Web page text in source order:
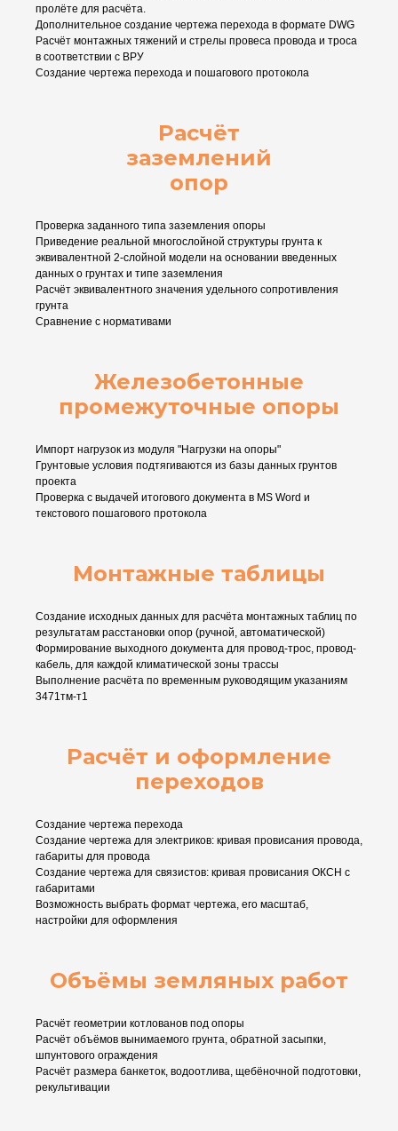
пролёте для расчёта.
Дополнительное создание чертежа перехода в формате DWG
Расчёт монтажных тяжений и стрелы провеса провода и троса
в соответствии с ВРУ
Создание чертежа перехода и пошагового протокола
Расчёт
заземлений
опор
Проверка заданного типа заземления опоры
Приведение реальной многослойной структуры грунта к
эквивалентной 2-слойной модели на основании введенных
данных о грунтах и типе заземления
Расчёт эквивалентного значения удельного сопротивления
грунта
Сравнение с нормативами
Железобетонные
промежуточные опоры
Импорт нагрузок из модуля "Нагрузки на опоры"
Грунтовые условия подтягиваются из базы данных грунтов
проекта
Проверка с выдачей итогового документа в MS Word и
текстового пошагового протокола
Монтажные таблицы
Создание исходных данных для расчёта монтажных таблиц по
результатам расстановки опор (ручной, автоматической)
Формирование выходного документа для провод-трос, провод-
кабель, для каждой климатической зоны трассы
Выполнение расчёта по временным руководящим указаниям
3471тм-т1
Расчёт и оформление
переходов
Создание чертежа перехода
Создание чертежа для электриков: кривая провисания провода,
габариты для провода
Создание чертежа для связистов: кривая провисания ОКСН с
габаритами
Возможность выбрать формат чертежа, его масштаб,
настройки для оформления
Объёмы земляных работ
Расчёт геометрии котлованов под опоры
Расчёт объёмов вынимаемого грунта, обратной засыпки,
шпунтового ограждения
Расчёт размера банкеток, водоотлива, щебёночной подготовки,
рекультивации